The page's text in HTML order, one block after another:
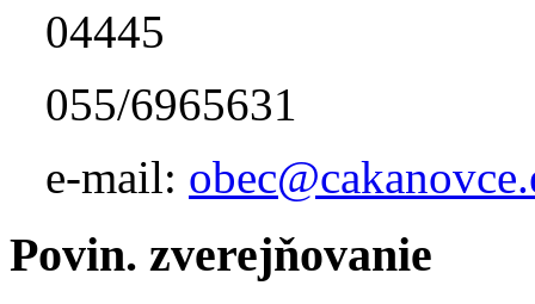
04445
055/6965631
e-mail:
Povin. zverejňovanie